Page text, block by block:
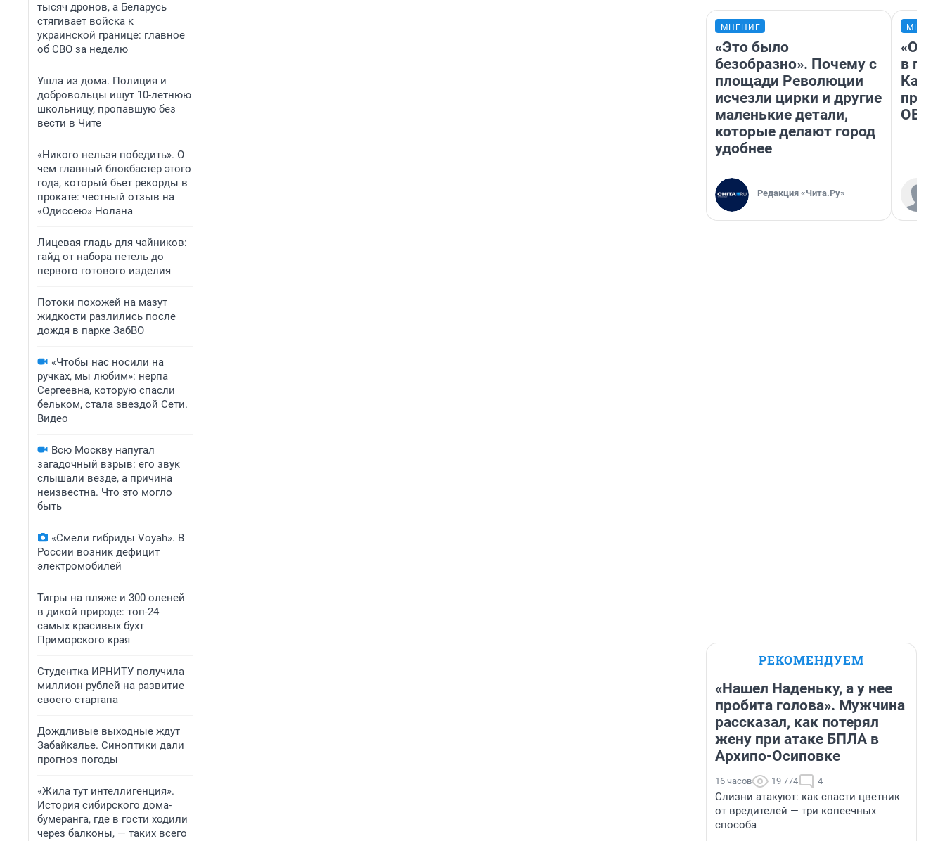
тысяч дронов, а Беларусь
стягивает войска к
украинской границе: главное
об СВО за неделю
Ушла из дома. Полиция и
добровольцы ищут 10-летнюю
школьницу, пропавшую без
вести в Чите
«Никого нельзя победить». О
чем главный блокбастер этого
года, который бьет рекорды в
прокате: честный отзыв на
«Одиссею» Нолана
Лицевая гладь для чайников:
гайд от набора петель до
первого готового изделия
Потоки похожей на мазут
жидкости разлились после
дождя в парке ЗабВО
«Чтобы нас носили на
ручках, мы любим»: нерпа
Сергеевна, которую спасли
бельком, стала звездой Сети.
Видео
Всю Москву напугал
загадочный взрыв: его звук
слышали везде, а причина
неизвестна. Что это могло
быть
«Смели гибриды Voyah». В
России возник дефицит
электромобилей
Тигры на пляже и 300 оленей
в дикой природе: топ-24
самых красивых бухт
Приморского края
Студентка ИРНИТУ получила
миллион рублей на развитие
своего стартапа
Дождливые выходные ждут
Забайкалье. Синоптики дали
прогноз погоды
«Жила тут интеллигенция».
История сибирского дома-
бумеранга, где в гости ходили
через балконы, — таких всего
МНЕНИЕ
«Это было
безобразно». Почему с
площади Революции
исчезли цирки и другие
маленькие детали,
которые делают город
удобнее
Редакция «Чита.Ру»
в
Как в
ОВЗ
РЕКОМЕНДУЕМ
«Нашел Наденьку, а у нее
пробита голова». Мужчина
рассказал, как потерял
жену при атаке БПЛА в
Архипо-Осиповке
16 часов 19 774 4
Слизни атакуют: как спасти цветник
от вредителей — три копеечных
способа